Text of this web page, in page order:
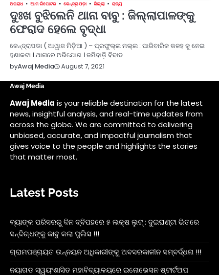
ଅପରାଧ ଆମ ରିପୋଟର କେନ୍ଦ୍ରାପଡ଼ା ଜିଲ୍ଲା ରାଜ୍ୟ
ଦୁଃଖ ବୁଝିଲେନି ଥାନା ବାବୁ : ଜିଲ୍ଲାପାଳଙ୍କୁ
ଫେରାଦ ହେଲେ ବୃଦ୍ଧା
କେନ୍ଦ୍ରାପଡା ( ଆୱାଜ ମିଡ଼ିଆ ) – ପ୍ରଫୁଲ୍ଲ ମଲ୍ଲ : ପାରିବାରିକ କଳହ କୁ ନେଇ
ହଣାକଟା । ଥାନାରେ ଅଭିଯୋଗ । ଜମିବାଡ଼ି ବିବାଦ…
byAwaj Media August 7, 2021
Awaj Media
Awaj Media is your reliable destination for the latest
news, insightful analysis, and real-time updates from
across the globe. We are committed to delivering
unbiased, accurate, and impactful journalism that
gives voice to the people and highlights the stories
that matter most.
Latest Posts
ବ୍ୟାଙ୍କ ପରିସରରୁ ଦିନ ଦ୍ବିପହରେ ୫ ଲକ୍ଷ ଲୁଟ୍ : ଦୁଇଘଣ୍ଟା ଭିତରେ
ସନ୍ଦିଗ୍ଧଙ୍କୁ କାବୁ କଲା ପୁଲିସ !!!
ଗ୍ରାମପଞ୍ଚାୟତ ଉନ୍ନୟନ ଅଧିକାରୀଙ୍କୁ ଅବସରକାଳୀନ ସମ୍ବର୍ଦ୍ଧନା !!!
ନୟାଗଡ ସ୍ୱୟଂଶାସିତ ମହାବିଦ୍ୟାଳୟରେ ଇନୋଭେସନ ଷ୍ଟାର୍ଟଅପ